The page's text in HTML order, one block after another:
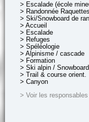
> Escalade (école
> Randonnée Raquettes
> Ski/Snowboard de
> Accueil
> Escalade
> Refuges
> Spéléologie
> Alpinisme / cascade
> Formation
> Ski alpin / Snowboard
> Trail & course orient.
> Canyon
> Voir les